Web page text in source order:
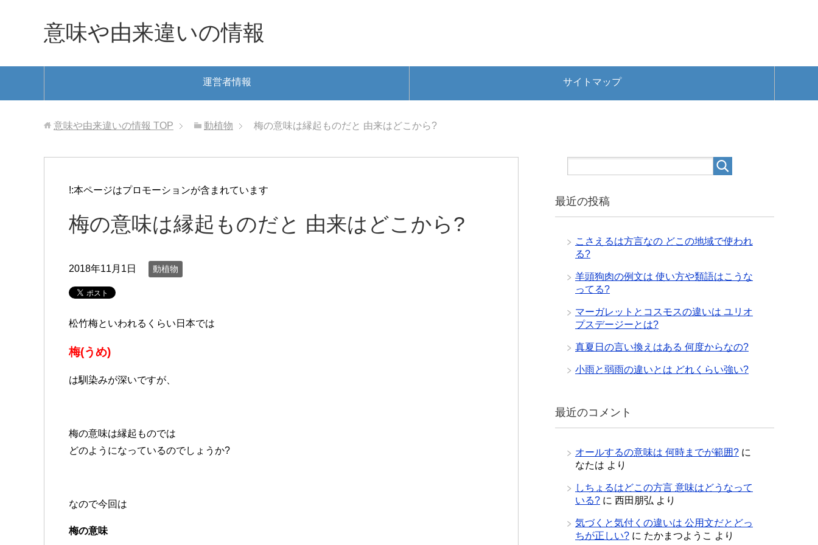
意味や由来違いの情報
運営者情報 サイトマップ
意味や由来違いの情報 TOP 動植物 梅の意味は縁起ものだと 由来はどこから?
!:本ページはプロモーションが含まれています
梅の意味は縁起ものだと 由来はどこから?
2018年11月1日 動植物
松竹梅といわれるくらい日本では
梅(うめ)
は馴染みが深いですが、
梅の意味は縁起ものでは
どのようになっているのでしょうか?
なので今回は
梅の意味
最近の投稿
こさえるは方言なの どこの地域で使われ
る?
羊頭狗肉の例文は 使い方や類語はこうな
ってる?
マーガレットとコスモスの違いは ユリオ
プスデージーとは?
真夏日の言い換えはある 何度からなの?
小雨と弱雨の違いとは どれくらい強い?
最近のコメント
オールするの意味は 何時までが範囲? に
なたは より
しちょるはどこの方言 意味はどうなって
いる? に 西田朋弘 より
気づくと気付くの違いは 公用文だとどっ
ちが正しい? に たかまつようこ より